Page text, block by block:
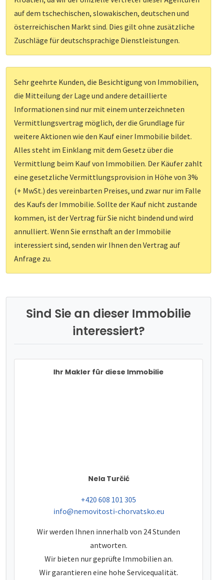
auf dem tschechischen, slowakischen, deutschen und
österreichischen Markt sind. Dies gilt ohne zusätzliche
Zuschläge für deutschsprachige Dienstleistungen.
Sehr geehrte Kunden, die Besichtigung von Immobilien,
die Mitteilung der Lage und andere detaillierte
Informationen sind nur mit einem unterzeichneten
Vermittlungsvertrag möglich, der die Grundlage für
weitere Aktionen wie den Kauf einer Immobilie bildet.
Alles steht im Einklang mit dem Gesetz über die
Vermittlung beim Kauf von Immobilien. Der Käufer zahlt
eine gesetzliche Vermittlungsprovision in Höhe von 3%
(+ MwSt.) des vereinbarten Preises, und zwar nur im Falle
des Kaufs der Immobilie. Sollte der Kauf nicht zustande
kommen, ist der Vertrag für Sie nicht bindend und wird
annulliert. Wenn Sie ernsthaft an der Immobilie
interessiert sind, senden wir Ihnen den Vertrag auf
Anfrage zu.
Sind Sie an dieser Immobilie
interessiert?
Ihr Makler für diese Immobilie
Nela Turčić
tel:
+420 608 101 305
e-mail:
info@nemovitosti-chorvatsko.eu
Wir werden Ihnen innerhalb von 24 Stunden
antworten.
Wir bieten nur geprüfte Immobilien an.
Wir garantieren eine hohe Servicequalität.